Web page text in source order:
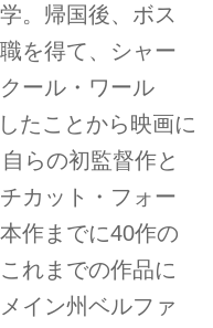
。帰国後、ボス
を得て、シャー
ール・ワール
たことから映画に
らの初監督作と
カット・フォー
作までに40作の
れまでの作品に
イン州ベルファ